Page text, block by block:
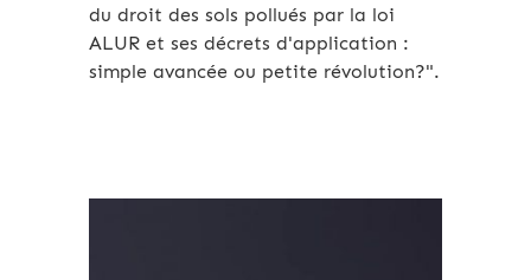
du droit des sols pollués par la loi
ALUR et ses décrets d'application :
simple avancée ou petite révolution?".